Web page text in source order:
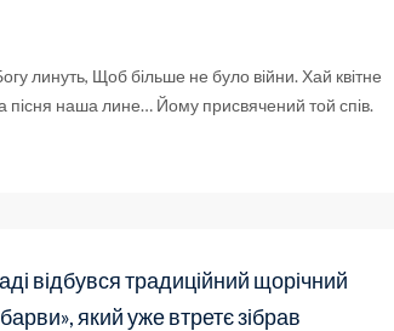
линуть, Щоб більше не було війни. Хай квітне
пісня наша лине… Йому присвячений той спів.
відбувся традиційний щорічний
який уже втретє зібрав